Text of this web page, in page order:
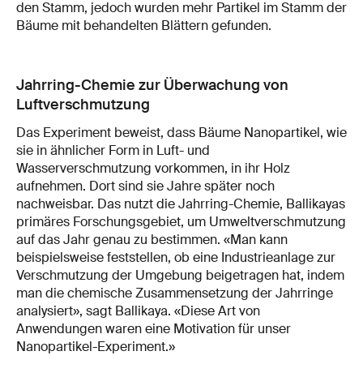
den Stamm, jedoch wurden mehr Partikel im Stamm der
Bäume mit behandelten Blättern gefunden.
Jahrring-Chemie zur Überwachung von
Luftverschmutzung
Das Experiment beweist, dass Bäume Nanopartikel, wie
sie in ähnlicher Form in Luft- und
Wasserverschmutzung vorkommen, in ihr Holz
aufnehmen. Dort sind sie Jahre später noch
nachweisbar. Das nutzt die Jahrring-Chemie, Ballikayas
primäres Forschungsgebiet, um Umweltverschmutzung
auf das Jahr genau zu bestimmen. «Man kann
beispielsweise feststellen, ob eine Industrieanlage zur
Verschmutzung der Umgebung beigetragen hat, indem
man die chemische Zusammensetzung der Jahrringe
analysiert», sagt Ballikaya. «Diese Art von
Anwendungen waren eine Motivation für unser
Nanopartikel-Experiment.»